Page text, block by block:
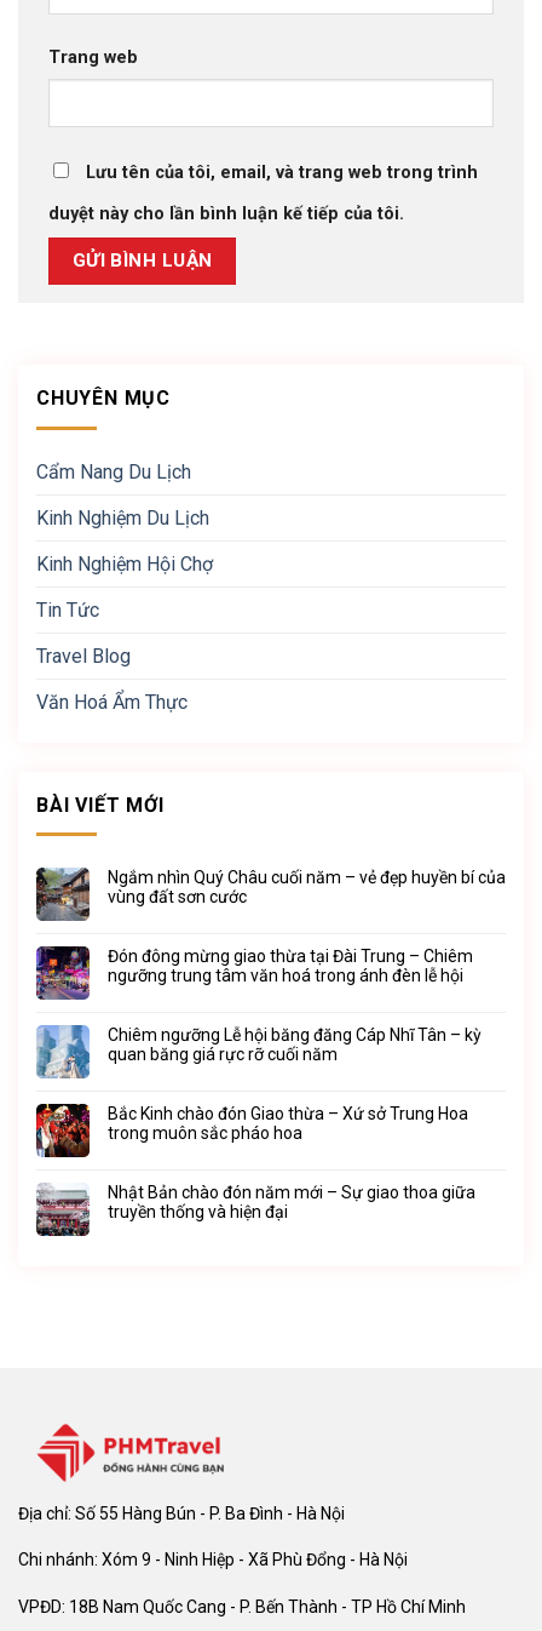
Trang web
Lưu tên của tôi, email, và trang web trong trình
duyệt này cho lần bình luận kế tiếp của tôi.
CHUYÊN MỤC
Cẩm Nang Du Lịch
Kinh Nghiệm Du Lịch
Kinh Nghiệm Hội Chợ
Tin Tức
Travel Blog
Văn Hoá Ẩm Thực
BÀI VIẾT MỚI
Ngắm nhìn Quý Châu cuối năm – vẻ đẹp huyền bí của
vùng đất sơn cước
Đón đông mừng giao thừa tại Đài Trung – Chiêm
ngưỡng trung tâm văn hoá trong ánh đèn lễ hội
Chiêm ngưỡng Lễ hội băng đăng Cáp Nhĩ Tân – kỳ
quan băng giá rực rỡ cuối năm
Bắc Kinh chào đón Giao thừa – Xứ sở Trung Hoa
trong muôn sắc pháo hoa
Nhật Bản chào đón năm mới – Sự giao thoa giữa
truyền thống và hiện đại
Địa chỉ: Số 55 Hàng Bún - P. Ba Đình - Hà Nội
Chi nhánh: Xóm 9 - Ninh Hiệp - Xã Phù Đổng - Hà Nội
VPĐD: 18B Nam Quốc Cang - P. Bến Thành - TP Hồ Chí Minh